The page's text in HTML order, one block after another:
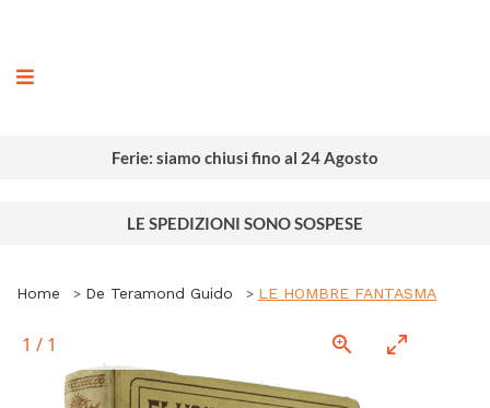
Ferie: siamo chiusi fino al 24 Agosto
LE SPEDIZIONI SONO SOSPESE
Home De Teramond Guido LE HOMBRE FANTASMA
1 / 1